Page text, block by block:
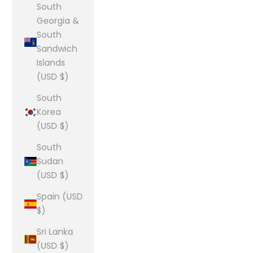
South
Georgia &
South
Sandwich
Islands
(USD $)
South
Korea
(USD $)
South
Sudan
(USD $)
Spain (USD
$)
Sri Lanka
(USD $)